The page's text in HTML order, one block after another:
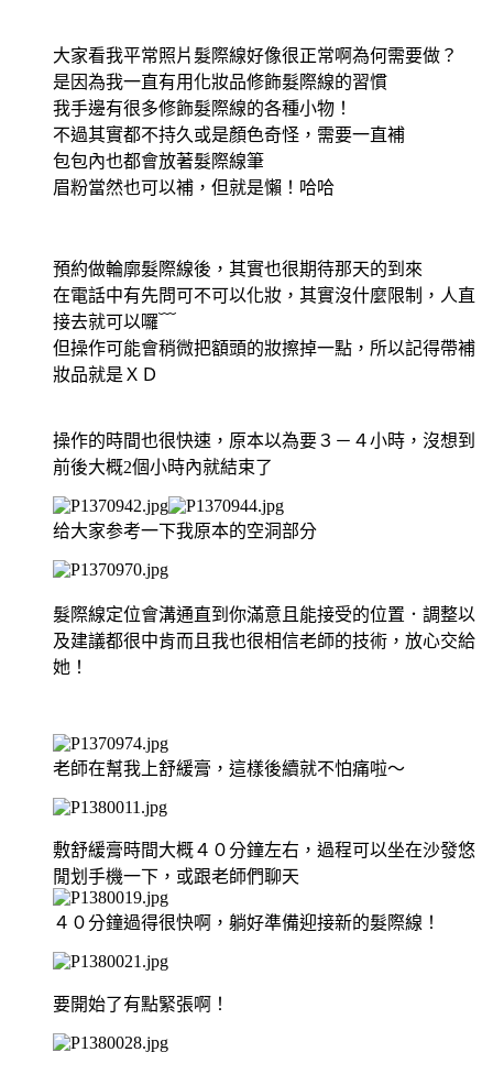
大家看我平常照片髮際線好像很正常啊為何需要做？
是因為我一直有用化妝品修飾髮際線的習慣
我手邊有很多修飾髮際線的各種小物！
不過其實都不持久或是顏色奇怪，需要一直補
包包內也都會放著髮際線筆
眉粉當然也可以補，但就是懶！哈哈
預約做輪廓髮際線後，其實也很期待那天的到來
在電話中有先問可不可以化妝，其實沒什麼限制，人直
接去就可以囉﹋
但操作可能會稍微把額頭的妝擦掉一點，所以記得帶補
妝品就是ＸＤ
操作的時間也很快速，原本以為要３－４小時，沒想到
前後大概2個小時內就結束了
给大家参考一下我原本的空洞部分
髮際線定位會溝通直到你滿意且能接受的位置．調整以
及建議都很中肯而且我也很相信老師的技術，放心交給
她！
老師在幫我上舒緩膏，這樣後續就不怕痛啦～
敷舒緩膏時間大概４０分鐘左右，過程可以坐在沙發悠
閒划手機一下，或跟老師們聊天
４０分鐘過得很快啊，躺好準備迎接新的髮際線！
要開始了有點緊張啊！